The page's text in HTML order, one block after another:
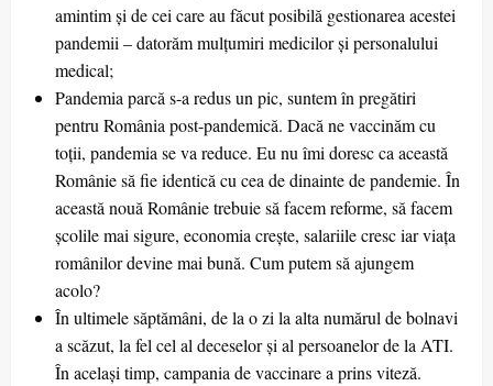
amintim și de cei care au făcut posibilă gestionarea acestei
pandemii – datorăm mulțumiri medicilor și personalului
medical;
Pandemia parcă s-a redus un pic, suntem în pregătiri
pentru România post-pandemică. Dacă ne vaccinăm cu
toții, pandemia se va reduce. Eu nu îmi doresc ca această
Românie să fie identică cu cea de dinainte de pandemie. În
această nouă Românie trebuie să facem reforme, să facem
școlile mai sigure, economia crește, salariile cresc iar viața
românilor devine mai bună. Cum putem să ajungem
acolo?
În ultimele săptămâni, de la o zi la alta numărul de bolnavi
a scăzut, la fel cel al deceselor și al persoanelor de la ATI.
În același timp, campania de vaccinare a prins viteză.